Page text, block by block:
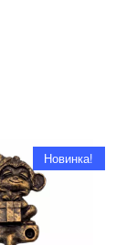
Новинка!